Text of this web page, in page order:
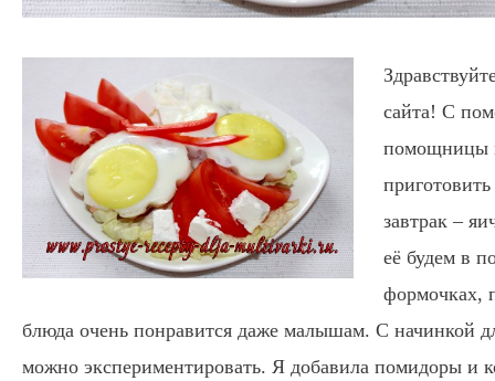
сайта! С
помощницы
завтрак –
её будем в
формочках,
блюда очень понравится даже малышам. С начинкой
можно экспериментировать. Я добавила помидоры и